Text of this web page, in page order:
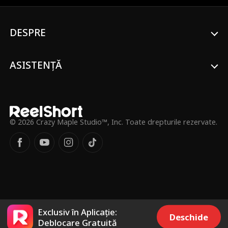
când află că "a dormi împreună" nu
DESPRE
ASISTENȚĂ
© 2026 Crazy Maple Studio™, Inc. Toate drepturile rezervate.
Exclusiv în Aplicație:
Deblocare Gratuită
Deschide